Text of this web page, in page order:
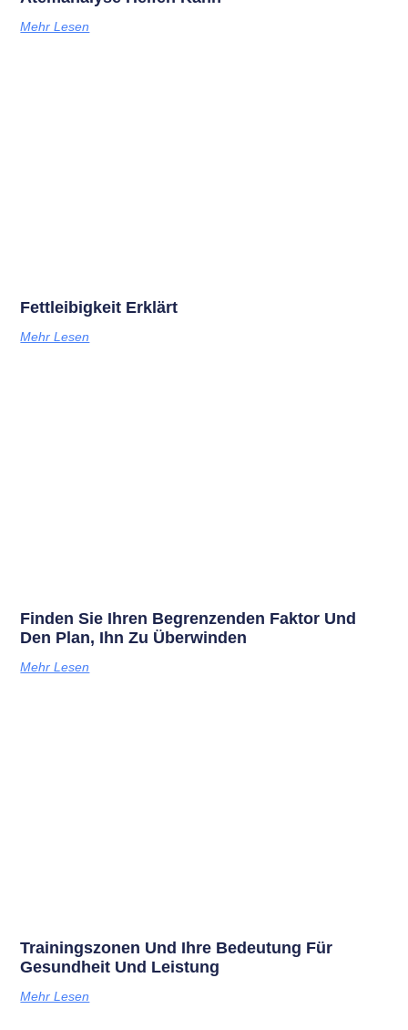
Mehr Lesen
Fettleibigkeit Erklärt
Mehr Lesen
Finden Sie Ihren Begrenzenden Faktor Und
Den Plan, Ihn Zu Überwinden
Mehr Lesen
Trainingszonen Und Ihre Bedeutung Für
Gesundheit Und Leistung
Mehr Lesen